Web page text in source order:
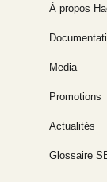
À propos
Media
Promotions
Actualités
Glossaire